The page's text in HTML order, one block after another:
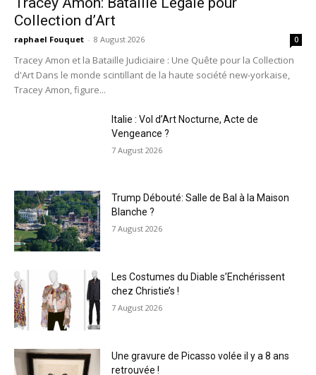
Collection d’Art
raphael Fouquet - 8 August 2026 0
Tracey Amon et la Bataille Judiciaire : Une Quête pour la Collection
d'Art Dans le monde scintillant de la haute société new-yorkaise,
Tracey Amon, figure...
Italie : Vol d’Art Nocturne, Acte de
Vengeance ?
7 August 2026
Trump Débouté: Salle de Bal à la Maison
Blanche ?
7 August 2026
Les Costumes du Diable s’Enchérissent
chez Christie’s !
7 August 2026
Une gravure de Picasso volée il y a 8 ans
retrouvée !